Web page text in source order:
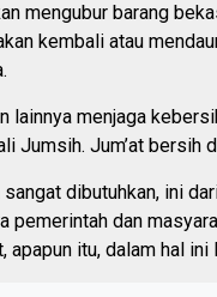
mengubur barang
kembali atau
lainnya menjaga
Jumsih. Jum’at bersih
dibutuhkan, ini
pemerintah dan
itu, dalam hal ini